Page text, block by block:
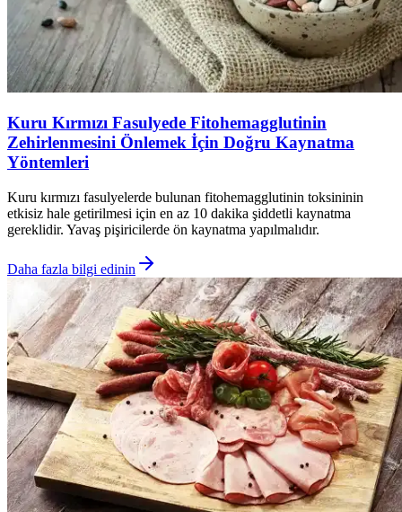
Kuru Kırmızı Fasulyede Fitohemagglutinin
Zehirlenmesini Önlemek İçin Doğru Kaynatma
Yöntemleri
Kuru kırmızı fasulyelerde bulunan fitohemagglutinin toksininin
etkisiz hale getirilmesi için en az 10 dakika şiddetli kaynatma
gereklidir. Yavaş pişiricilerde ön kaynatma yapılmalıdır.
Daha fazla bilgi edinin